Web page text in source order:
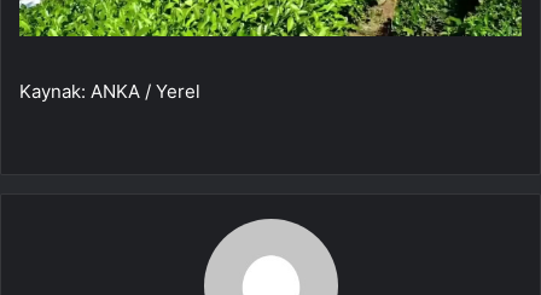
Kaynak: ANKA / Yerel